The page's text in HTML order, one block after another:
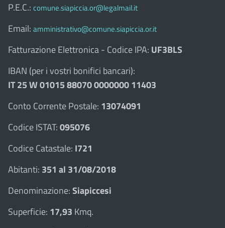
P.E.C.: comune.siapiccia.or@legalmail.it
Email: amministrativo@comune.siapiccia.or.it
Fatturazione Elettronica - Codice IPA: UF3BLS
IBAN (per i vostri bonifici bancari):
IT 25 W 01015 88070 0000000 11403
Conto Corrente Postale: 13074091
Codice ISTAT:095076
Codice Catastale: I721
Abitanti: 351 al 31/08/2018
Denominazione:Siapiccesi
Superficie: 17,93 Kmq.